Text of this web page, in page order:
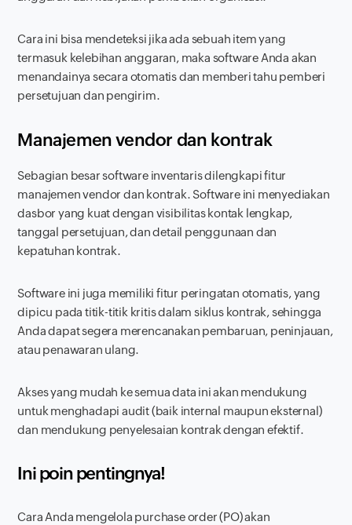
Cara ini bisa mendeteksi jika ada sebuah item yang
termasuk kelebihan anggaran, maka software Anda akan
menandainya secara otomatis dan memberi tahu pemberi
persetujuan dan pengirim.
Manajemen vendor dan kontrak
Sebagian besarsoftware inventaris dilengkapi fitur
manajemen vendor dan kontrak. Software ini menyediakan
dasbor yang kuat dengan visibilitas kontak lengkap,
tanggal persetujuan, dan detail penggunaan dan
kepatuhan kontrak.
Software ini juga memiliki fitur peringatan otomatis, yang
dipicu pada titik-titik kritis dalam siklus kontrak, sehingga
Anda dapat segera merencanakan pembaruan, peninjauan,
atau penawaran ulang.
Akses yang mudah ke semua data ini akan mendukung
untuk menghadapi audit (baik internal maupun eksternal)
dan mendukung penyelesaian kontrak dengan efektif.
Ini poin pentingnya!
Cara Anda mengelola purchase order(PO) akan